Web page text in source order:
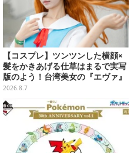
【コスプレ】ツンツンした横顔×
髪をかきあげる仕草はまるで実写
版のよう！台湾美女の『エヴァ』
制服アスカが美しすぎた【写真8
枚】
2026.8.7